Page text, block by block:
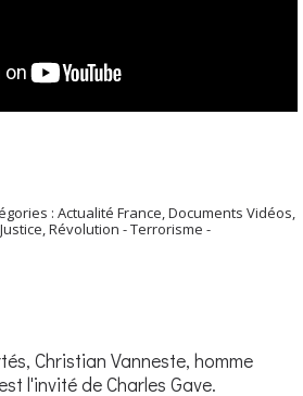
:Actualité France ,Documents Vidéos
Justice Révolution - Terrorisme -
Christian Vanneste, homme
l'invité de Charles Gave.